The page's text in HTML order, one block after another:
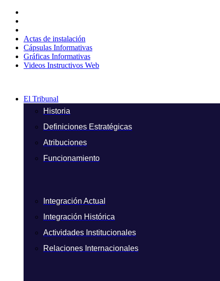
contenido
Actas de instalación
Cápsulas Informativas
Gráficas Informativas
Videos Instructivos Web
El Tribunal
Historia
Definiciones Estratégicas
Atribuciones
Funcionamiento
Integración Actual
Integración Histórica
Actividades Institucionales
Relaciones Internacionales